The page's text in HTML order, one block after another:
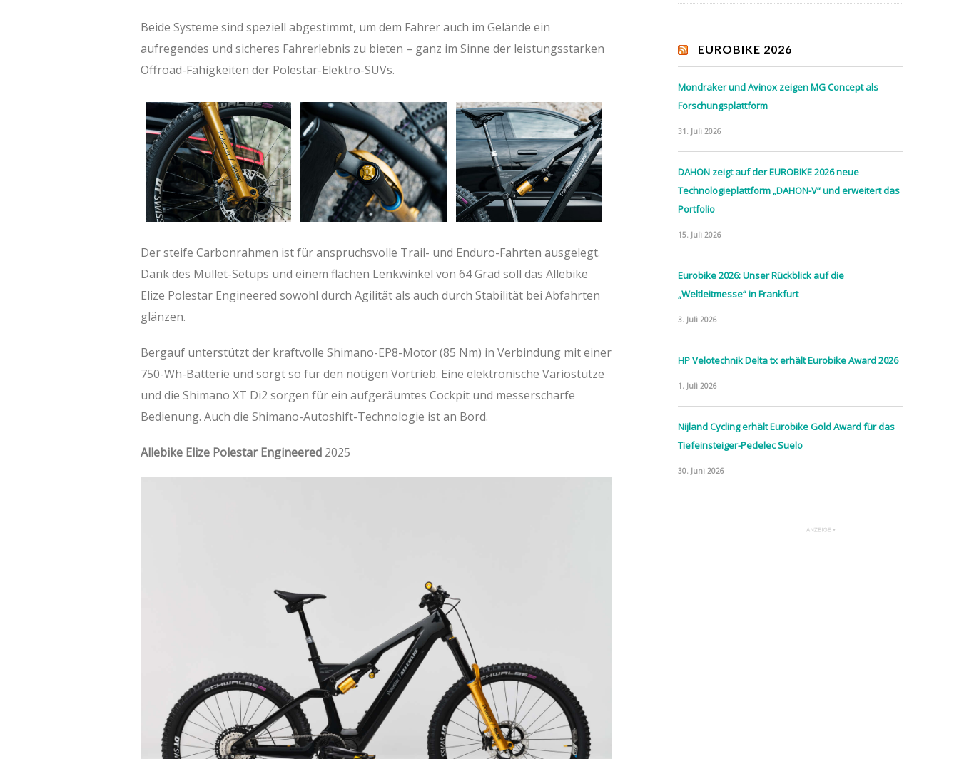
Beide Systeme sind speziell abgestimmt, um dem Fahrer auch im Gelände ein
aufregendes und sicheres Fahrerlebnis zu bieten – ganz im Sinne der leistungsstarken
Offroad-Fähigkeiten der Polestar-Elektro-SUVs.
Der steife Carbonrahmen ist für anspruchsvolle Trail- und Enduro-Fahrten ausgelegt.
Dank des Mullet-Setups und einem flachen Lenkwinkel von 64 Grad soll das Allebike
Elize Polestar Engineered sowohl durch Agilität als auch durch Stabilität bei Abfahrten
glänzen.
Bergauf unterstützt der kraftvolle Shimano-EP8-Motor (85 Nm) in Verbindung mit einer
750-Wh-Batterie und sorgt so für den nötigen Vortrieb. Eine elektronische Variostütze
und die Shimano XT Di2 sorgen für ein aufgeräumtes Cockpit und messerscharfe
Bedienung. Auch die Shimano-Autoshift-Technologie ist an Bord.
Allebike Elize Polestar Engineered 2025
EUROBIKE 2026
Mondraker und Avinox zeigen MG Concept als
Forschungsplattform
31. Juli 2026
DAHON zeigt auf der EUROBIKE 2026 neue
Technologieplattform „DAHON-V“ und erweitert das
Portfolio
15. Juli 2026
Eurobike 2026: Unser Rückblick auf die
„Weltleitmesse“ in Frankfurt
3. Juli 2026
HP Velotechnik Delta tx erhält Eurobike Award 2026
1. Juli 2026
Nijland Cycling erhält Eurobike Gold Award für das
Tiefeinsteiger-Pedelec Suelo
30. Juni 2026